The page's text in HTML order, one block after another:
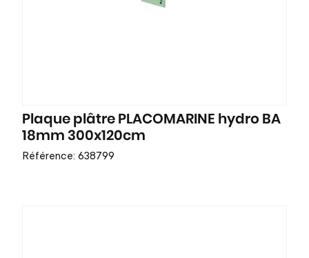
Plaque plâtre PLACOMARINE hydro BA
18mm 300x120cm
Référence: 638799